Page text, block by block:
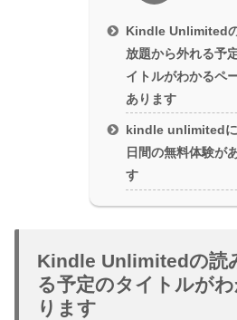
Kindle Unlimited
放題から外れる予
イトルがわかるペ
あります
kindle unlimited
日間の無料体験が
す
Kindle Unlimitedの読
る予定のタイトルが
ります